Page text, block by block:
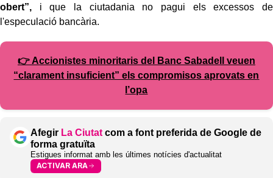
obert”, i que la ciutadania no pagui els excessos de
l'especulació bancària.
👉 Accionistes minoritaris del Banc Sabadell veuen
“clarament insuficient” els compromisos aprovats en
l’opa
Afegir La Ciutat com a font preferida de Google de
forma gratuïta
Estigues informat amb les últimes notícies d'actualitat
ACTIVAR ARA